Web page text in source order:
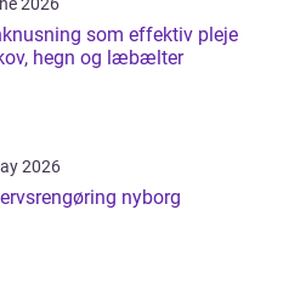
som effektiv pleje
hegn og læbælter
2026
nyborg